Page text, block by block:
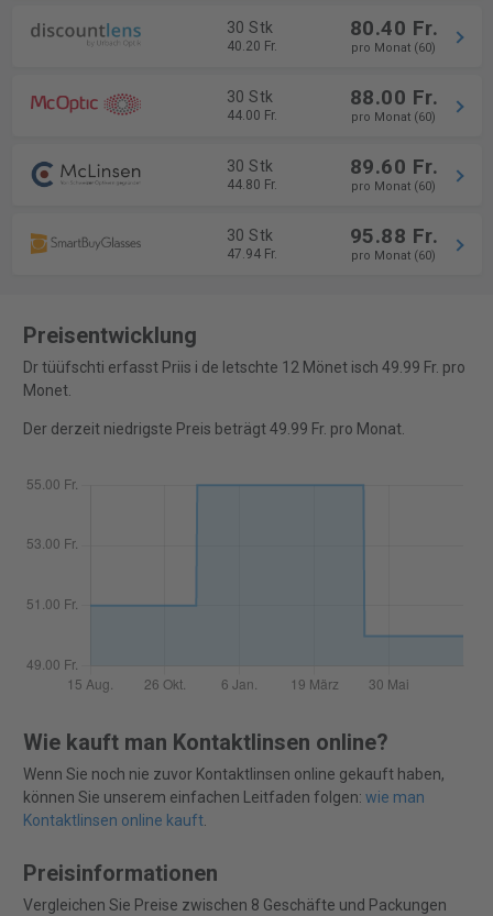
30 Stk
40.20 Fr.
80.40 Fr.
pro Monat (60)
30 Stk
44.00 Fr.
88.00 Fr.
pro Monat (60)
30 Stk
44.80 Fr.
89.60 Fr.
pro Monat (60)
30 Stk
47.94 Fr.
95.88 Fr.
pro Monat (60)
Preisentwicklung
Dr tüüfschti erfasst Priis i de letschte 12 Mönet isch 49.99 Fr. pro
Monet.
Der derzeit niedrigste Preis beträgt 49.99 Fr. pro Monat.
Wie kauft man Kontaktlinsen online?
Wenn Sie noch nie zuvor Kontaktlinsen online gekauft haben,
können Sie unserem einfachen Leitfaden folgen: wie man
Kontaktlinsen online kauft.
Preisinformationen
Vergleichen Sie Preise zwischen 8 Geschäfte und Packungen